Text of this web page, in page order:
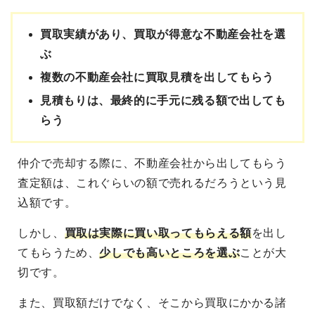
買取実績があり、買取が得意な不動産会社を選
ぶ
複数の不動産会社に買取見積を出してもらう
見積もりは、最終的に手元に残る額で出しても
らう
仲介で売却する際に、不動産会社から出してもらう
査定額は、これぐらいの額で売れるだろうという見
込額です。
しかし、 買取は実際に買い取ってもらえる額を出し
てもらうため、少しでも高いところを選ぶことが大
切です。
また、買取額だけでなく、そこから買取にかかる諸